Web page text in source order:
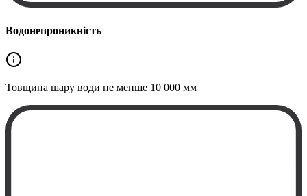
Водонепроникність
Товщина шару води не менше 10 000 мм